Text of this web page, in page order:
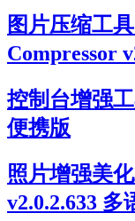
图片压缩工
Compressor
控制台增强
便携版
照片增强美
v2.0.2.633 多